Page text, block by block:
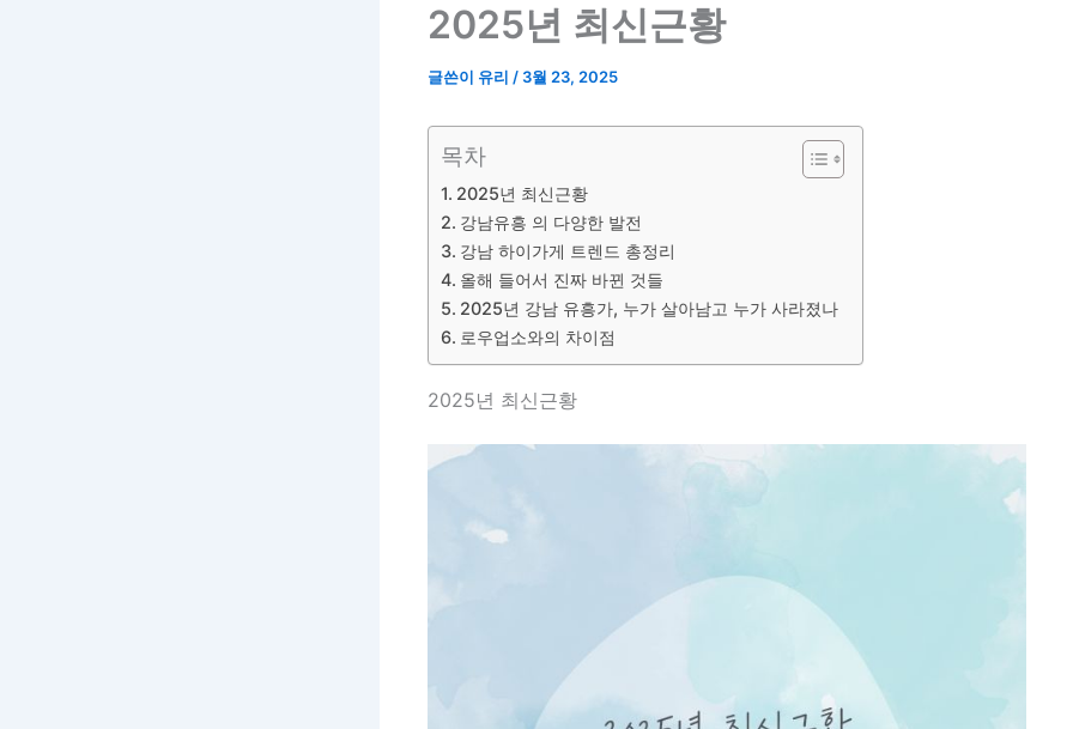
2025년 최신근황
글쓴이 유리 / 3월 23, 2025
목차
2025년 최신근황
강남유흥 의 다양한 발전
강남 하이가게 트렌드 총정리
올해 들어서 진짜 바뀐 것들
2025년 강남 유흥가, 누가 살아남고 누가 사라졌나
로우업소와의 차이점
2025년 최신근황